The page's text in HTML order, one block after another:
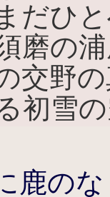
だひ
磨の
交野
初雪
鹿の